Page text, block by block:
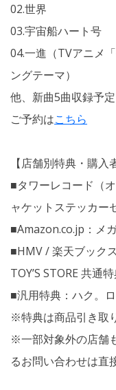
02.世界
03.宇宙船ハート号
04.一進（TVアニメ
ングテーマ）
他、新曲5曲収録予定
ご予約はこちら
【店舗別特典・購入
■タワーレコード（
ャケットステッカー
■Amazon.co.jp：メ
■HMV / 楽天ブック
TOY’S STORE 共通
■汎用特典：ハク。
※特典は商品引き取
※一部対象外の店舗
るお問い合わせは直